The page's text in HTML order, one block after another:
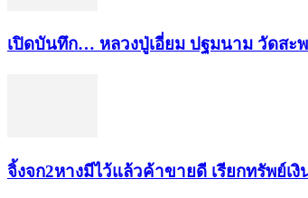
เปิดบันทึก… หลวงปู่เอี่ยม ​ปฐม​นาม​ วัดสะ
จิ้งจก​2​หาง​มีไว้แล้ว​ค้าขาย​ดี​ เรียก​ทรัพย์เงิ